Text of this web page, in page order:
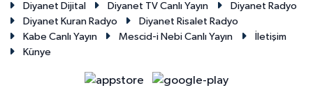
Diyanet Dijital Diyanet TV Canlı Yayın
Diyanet Radyo
Diyanet Kuran Radyo
Diyanet Risalet Radyo
Kabe Canlı Yayın
Mescid-i Nebi Canlı Yayın
İletişim
Künye
Tunceli Müftülüğü
Uşak Müftülüğü